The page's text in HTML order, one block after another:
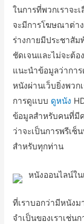
ในการที่พวกเราจะ
จะมีการโฆษณาต่า
ร่างกายมีประชาสั
ชัดเจนและไม่จะต้อ
แนะนำข้อมูลว่ากา
หนังผ่านเว็บยิ่งพวก
การดูแบบ ดูหนัง
ข้อมูลสำหรับคนที่มี
ว่าจะเป็นการพรีเซ็
สำหรับทุกท่าน
หนังออนไลน์ใน
ที่เราบอกว่ามีหนังม
จำเป็นของเราเช่น